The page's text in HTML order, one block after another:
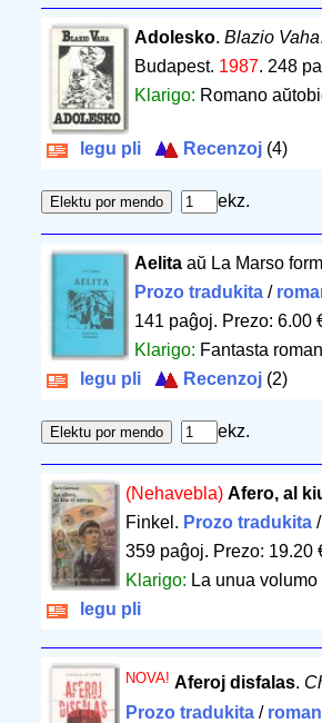
Adolesko. Blazio Vaha
Budapest. 1987. 248
Klarigo: Romano
legu pli Recenzoj (4)
ekz.
Aelitaaŭ La Marso
Prozo tradukita/
141 paĝoj. Prezo: 6.00
Klarigo: Fantasta
legu pli
Recenzoj (2)
ekz.
(Nehavebla) Afero, al
Finkel. Prozo tradukita
359 paĝoj. Prezo: 19.20
Klarigo: La unua
legu pli
NOVA! Aferoj disfalas.
Prozo tradukita /